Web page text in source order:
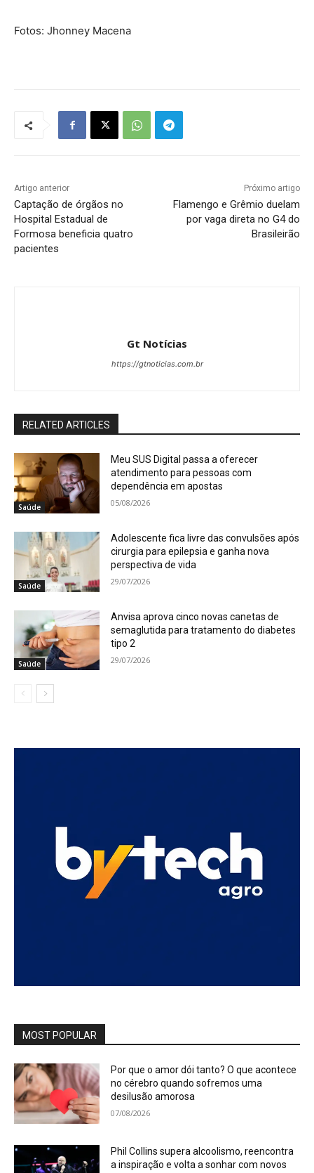
Fotos: Jhonney Macena
Artigo anterior
Captação de órgãos no
Hospital Estadual de
Formosa beneficia quatro
pacientes
Próximo artigo
Flamengo e Grêmio duelam
por vaga direta no G4 do
Brasileirão
Gt Notícias
https://gtnoticias.com.br
RELATED ARTICLES
Saúde
Meu SUS Digital passa a oferecer
atendimento para pessoas com
dependência em apostas
05/08/2026
Saúde
Adolescente fica livre das convulsões após
cirurgia para epilepsia e ganha nova
perspectiva de vida
29/07/2026
Saúde
Anvisa aprova cinco novas canetas de
semaglutida para tratamento do diabetes
tipo 2
29/07/2026
MOST POPULAR
Por que o amor dói tanto? O que acontece
no cérebro quando sofremos uma
desilusão amorosa
07/08/2026
Phil Collins supera alcoolismo, reencontra
a inspiração e volta a sonhar com novos